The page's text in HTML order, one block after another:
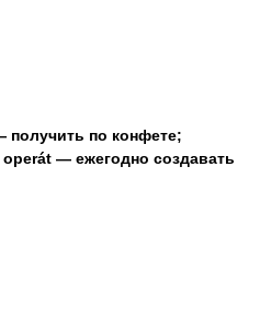
получить по конфете;
— ежегодно создавать